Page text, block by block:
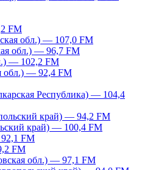
FM
обл.) — 107,0 FM
обл.) — 96,7 FM
— 102,2 FM
обл.) — 92,4 FM
Республика) — 104,4
край) — 94,2 FM
край) — 100,4 FM
FM
FM
обл.) — 97,1 FM